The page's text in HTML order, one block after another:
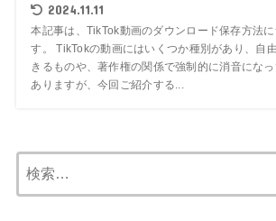
2024.11.11
本記事は、TikTok動画のダウンロード保存方法
す。 TikTokの動画にはいくつか種別があり、自
きるものや、著作権の関係で強制的に消音にな
ありますが、今回ご紹介する...
索: